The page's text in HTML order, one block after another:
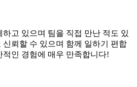
고 있으며 팀을 직접 만난 적도 있
뢰할 수 있으며 함께 일하기 편합
인 경험에 매우 만족합니다!